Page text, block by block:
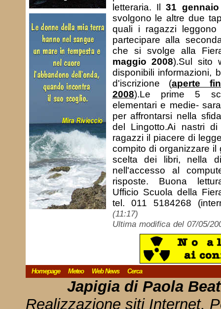
letteraria. Il31
svolgono le altre due
quali i ragazzi
partecipare alla
che si svolge alla
maggio 2008).Sul sito
disponibili informazioni,
d'iscrizione (aperte
2008).Le prime 5
elementari e medie-
per affrontarsi nella
del Lingotto.Ai nastri
ragazzi il piacere di
compito di organizzare il
scelta dei libri, nella
nell'accesso al
risposte. Buona
Ufficio Scuola della
tel. 011 5184268
(11:17)
Ultima modifica del 07/05/
Homepage Meteo Web News Cerca
Japigia di Paola
Realizzazione siti Internet,